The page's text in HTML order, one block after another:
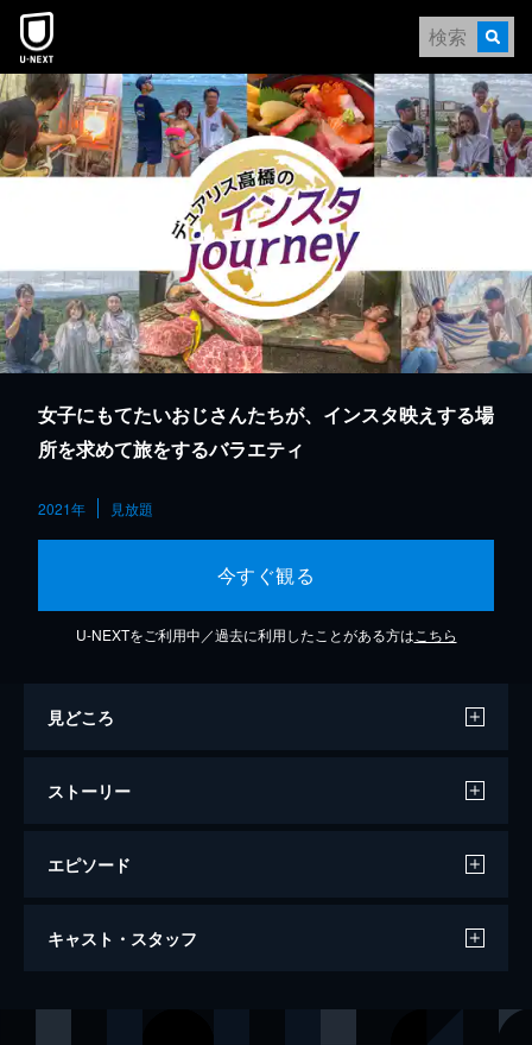
本文へスキップ
女子にもてたいおじさんたちが、インスタ映えする場
所を求めて旅をするバラエティ
2021年 見放題
今すぐ観る
U-NEXTをご利用中／過去に利用したことがある方は こちら
見どころ
ストーリー
エピソード
#1 カマたく・ニッチローと浅草観光
ト・アトリエガラス工房ZOを訪れる。簡単
キャスト・スタッフ